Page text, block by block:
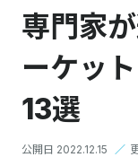
専門家
ーケッ
13選
公開日 2022.12.15 ／